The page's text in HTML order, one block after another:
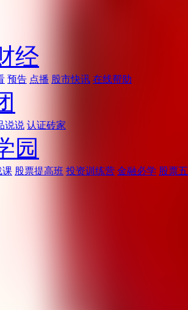
经
预告 点播 股市快讯 在线帮助
说说 认证砖家
园
课 股票提高班 投资训练营 金融必学 股票